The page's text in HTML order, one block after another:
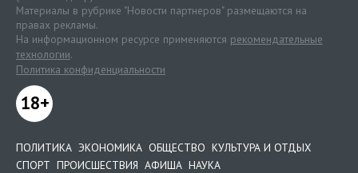
Материалы в рубрике "Новости партнеров" размещаются на
правах рекламы.
На информационном ресурсе применяются рекомендательные
технологии.
Политика конфиденциальности
18+
ПОЛИТИКА ЭКОНОМИКА ОБЩЕСТВО КУЛЬТУРА И ОТДЫХ
СПОРТ ПРОИСШЕСТВИЯ АФИША НАУКА